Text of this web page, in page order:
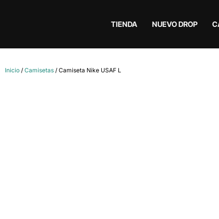
TIENDA NUEVO DROP
Inicio / Camisetas / Camiseta Nike USAF L